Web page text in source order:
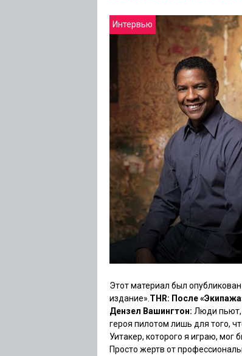
Интервью
Этот материал был опубликован
издание». THR: После
Дензел Вашингтон: Люди пьют,
героя пилотом лишь для того,
Уитакер, которого я играю, мог
Просто жертв от